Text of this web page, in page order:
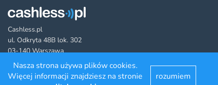
Cashless.pl
ul. Odkryta 48B lok. 302
03-140 Warszawa
FacebookTwitter YouTubeLinkedInRSS
©2022 cashless.pl. All rights reserved.
Nasza strona używa plików cookies.
Więcej informacji znajdziesz na stronie
rozumiem